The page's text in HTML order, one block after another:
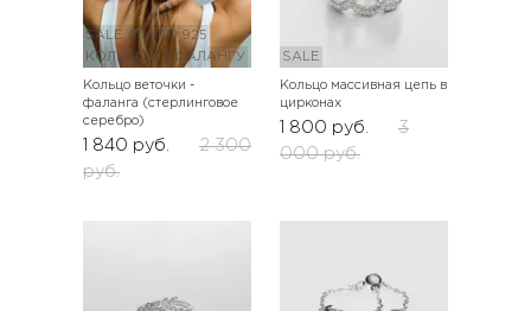
SALE SILVER 925
КОЛЬЦО НА ФАЛАНГУ
Кольцо веточки -
фаланга (стерлинговое
серебро)
1 840 руб.
2 300
руб.
SALE
Кольцо массивная цепь в
цирконах
1 800 руб.
3
000 руб.